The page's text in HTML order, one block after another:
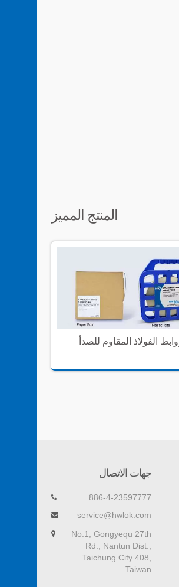
المنتج المميز
الفولاذ المقاوم للصدأ
جهات الاتصال
886-4-23597777
service@hwlok.com
No.1, Gongyequ 27th
Rd., Nantun Dist.,
Taichung City 408,
Taiwan
ذاتية اللصق
ومرتبة في المنزل
اقرأ أكثر